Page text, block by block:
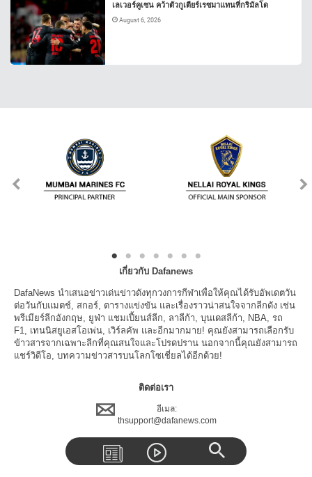
เลเวอร์คูเซน คว้าตัวกูเตียร์เรซมาแทนที่กริมัลโด
August 6, 2026
เกี่ยวกับ Dafanews
DafaNews นำเสนอข่าวเด่นข่าวดังทุกวงการกีฬาเพื่อให้คุณได้รับอัพเดตวัน
ต่อวันกับแมตช์, สกอร์, ตารางแข่งขัน และเรื่องราวน่าสนใจจากลีกดัง เช่น
พรีเมียร์ลีกอังกฤษ, ยูฟ่า แชมเปี้ยนส์ลีก, ลาลีก้า, บุนเดสลีก้า, NBA, รถ
F1, เทนนิสยูเอสโอเพ่น, เวิร์ลคัพ และอีกมากมาย! คุณยังสามารถเลือกรับ
ข้าวสารจากเฉพาะลีกที่คุณสนใจและโปรดปราน นอกจากนี้คุณยังสามารถ
แชร์วิดีโอ, บทความข่าวสารบนโลกโซเชี่ยลได้อีกด้วย!
ติดต่อเรา
อีเมล:
thsupport@dafanews.com